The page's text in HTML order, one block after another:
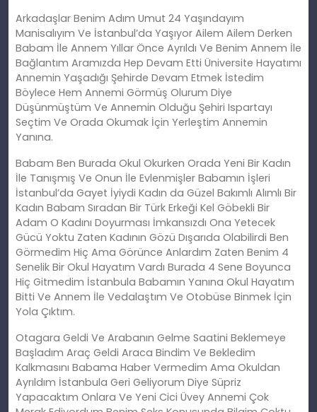
Arkadaşlar Benim Adım Umut 24 Yaşındayım
Manisalıyım Ve İstanbul’da Yaşıyor Ailem Ailem Derken
Babam İle Annem Yıllar Önce Ayrıldı Ve Benim Annem İle
Bağlantım Aramızda Hep Devam Etti Üniversite Hayatımı
Annemin Yaşadığı Şehirde Devam Etmek İstedim
Böylece Hem Annemi Görmüş Olurum Diye
Düşünmüştüm Ve Annemin Olduğu Şehiri Ispartayı
Seçtim Ve Orada Okumak İçin Yerleştim Annemin
Yanına.
Babam Ben Burada Okul Okurken Orada Yeni Bir Kadın
İle Tanışmış Ve Onun İle Evlenmişler Babamın İşleri
İstanbul’da Gayet İyiydi Kadın da Güzel Bakımlı Alımlı Bir
Kadın Babam Sıradan Bir Türk Erkeği Kel Göbekli Bir
Adam O Kadını Doyurması İmkansızdı Ona Yetecek
Gücü Yoktu Zaten Kadının Gözü Dışarıda Olabilirdi Ben
Görmedim Hiç Ama Görünce Anlardım Zaten Benim 4
Senelik Bir Okul Hayatım Vardı Burada 4 Sene Boyunca
Hiç Gitmedim İstanbula Babamın Yanına Okul Hayatım
Bitti Ve Annem İle Vedalaştım Ve Otobüse Binmek İçin
Yola Çıktım.
Otagara Geldi Ve Arabanın Gelme Saatini Beklemeye
Başladım Araç Geldi Araca Bindim Ve Bekledim
Kalkmasını Babama Haber Vermedim Ama Okuldan
Ayrıldım İstanbula Geri Geliyorum Diye Süpriz
Yapacaktım Onlara Ve Yeni Cici Üvey Annemi Çok